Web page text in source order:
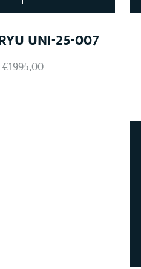
UNI-25-007
€1995,00